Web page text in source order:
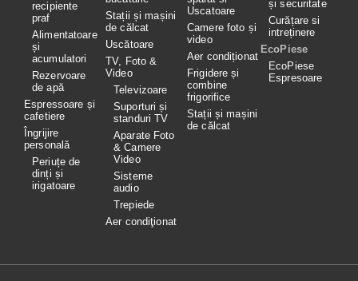
recipiente
praf
Alimentatoare
și
acumulatori
Rezervoare
de apă
Espressoare și
cafetiere
Îngrijire
personală
Periuțe de
dinți și
irigatoare
Stații și mașini
de călcat
Uscătoare
TV, Foto &
Video
Televizoare
Suporturi și
standuri TV
Aparate Foto
& Camere
Video
Sisteme
audio
Trepiede
Aer condiţionat
Uscatoare
Camere foto și
video
Aer condiționat
Frigidere și
combine
frigorifice
Stații și mașini
de călcat
și securitate
Curățare si
intreținere
EcoPiese
EcoPiese
Espresoare